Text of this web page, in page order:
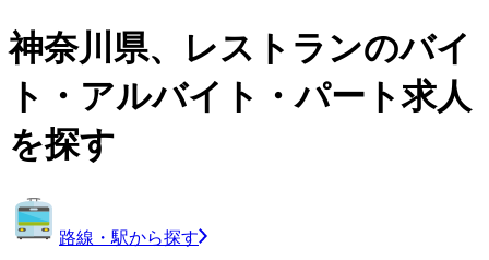
神奈川県、レストランのバイ
ト・アルバイト・パート求人
を探す
路線・駅から探す